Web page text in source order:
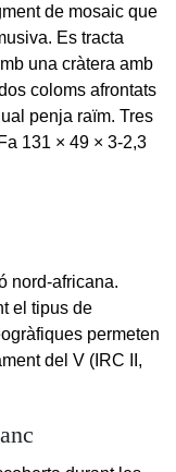
de mosaic que
Es tracta
una cràtera amb
coloms afrontats
penja raïm. Tres
131 × 49 × 3-2,3
nord-africana.
el tipus de
permeten
del V (IRC II,